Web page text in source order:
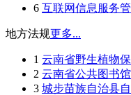
6 互联网信息服务管
地方法规更多...
1 云南省野生植物保
2 云南省公共图书馆
3 城步苗族自治县自